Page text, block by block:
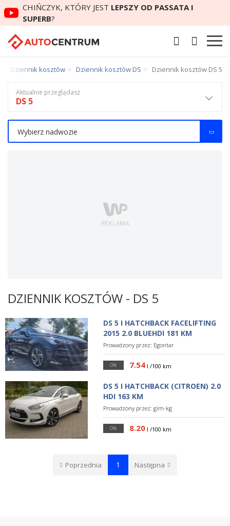
CHIŃCZYK, KTÓRY JEST LEPSZY OD PASSATA I
SUPERB?
Dziennik kosztów Dziennik kosztów DS Dziennik kosztów DS 5
DZIENNIK KOSZTÓW - DS 5
DS 5 I HATCHBACK FACELIFTING
2015 2.0 BLUEHDI 181 KM
Prowadzony przez: Egontar
ON 7.54 l /100 km
DS 5 I HATCHBACK (CITROEN) 2.0
HDI 163 KM
Prowadzony przez: gim-kg
ON 8.20 l /100 km
Poprzednia 1 Następna
Aktualnie przeglądasz
DS 5
Wybierz nadwozie